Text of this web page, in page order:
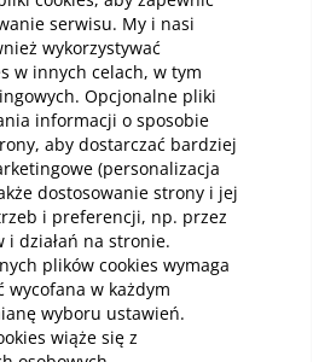
online
mobilną
serwisu. My i nasi
wykorzystywać
w innych celach, w tym
Opcjonalne pliki
informacji o sposobie
aby dostarczać bardziej
(personalizacja
dostosowanie strony i jej
i preferencji, np. przez
działań na stronie.
plików cookies wymaga
wycofana w każdym
wyboru ustawień.
wiąże się z